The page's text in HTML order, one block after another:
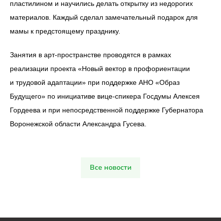
пластилином и научились делать открытку из недорогих
материалов. Каждый сделал замечательный подарок для
мамы к предстоящему празднику.
Занятия в арт-пространстве проводятся в рамках
реализации проекта «Новый вектор в профориентации
и трудовой адаптации» при поддержке АНО «Образ
Будущего» по инициативе вице-спикера Госдумы Алексея
Гордеева и при непосредственной поддержке Губернатора
Воронежской области Александра Гусева.
Все новости